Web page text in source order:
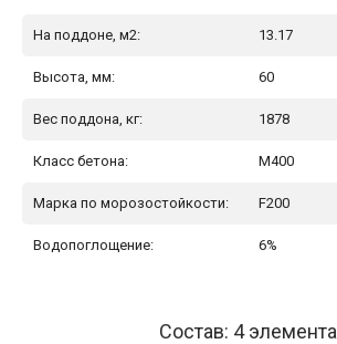
На поддоне, м2: 13.17
Высота, мм: 60
Вес поддона, кг: 1878
Класс бетона: М400
Марка по морозостойкости: F200
Водопоглощение: 6%
Состав: 4 элемента